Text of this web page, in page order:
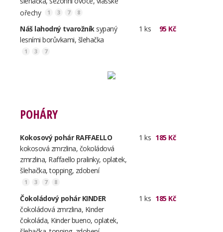
ořechy
1 3 7 8
Náš lahodný tvarožník sypaný
lesními borůvkami, šlehačka
1 ks 95 Kč
1 3 7
POHÁRY
Kokosový pohár RAFFAELLO
kokosová zmrzlina, čokoládová
zmrzlina, Raffaello pralinky, oplatek,
šlehačka, topping, zdobení
1 ks 185 Kč
1 3 7 8
Čokoládový pohár KINDER
čokoládová zmrzlina, Kinder
čokoláda, Kinder bueno, oplatek,
1 ks 185 Kč